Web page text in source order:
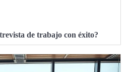
de trabajo con éxito?